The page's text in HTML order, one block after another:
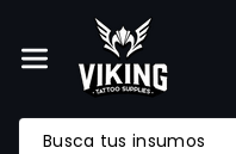
Mente Al
Contenido
Busca tus insumos